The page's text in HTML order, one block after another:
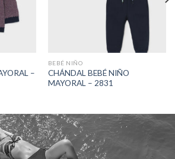
–
BEBÉ NIÑO
CHÁNDAL BEBÉ NIÑO
MAYORAL – 2831